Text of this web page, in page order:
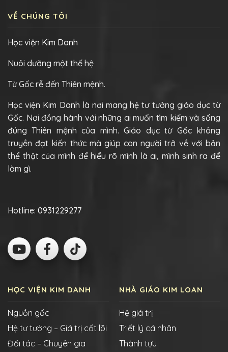
VỀ CHÚNG TÔI
Học viện Kim Danh
Nuôi dưỡng một thế hệ
Từ Gốc rễ đến Thiên mệnh.
Học viện Kim Danh là nơi mang hệ tư tưởng giáo dục từ
Gốc. Nơi đồng hành với những ai muốn tìm kiếm và sống
đúng Thiên mệnh của mình. Giáo dục từ Gốc không
truyền đạt kiến thức mà giúp con người trở về với bản
thể thật của mình để hiểu rõ mình là ai, mình sinh ra để
làm gì.
Hotline: 0931229277
HỌC VIỆN KIM DANH
Nguồn gốc
Hệ tư tưởng – Giá trị cốt lõi
Đối tác – Chuyên gia
NHÀ GIÁO KIM LOAN
Hệ giá trị
Triết lý cá nhân
Thành tựu